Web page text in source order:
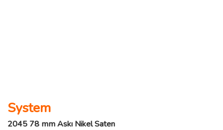
System
2045 78 mm Askı Nikel Saten